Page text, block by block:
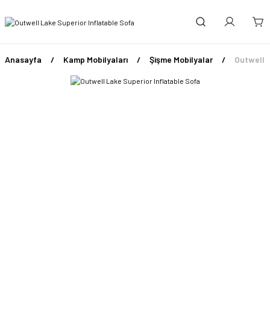
Anasayfa Kamp Mobilyaları Şişme Mobilyalar Outwell